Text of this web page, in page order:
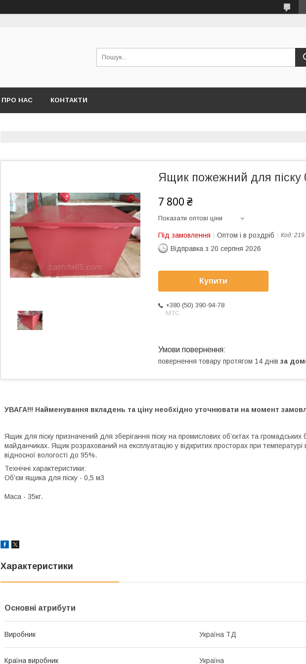
ПРО НАС КОНТАКТИ
Ящик пожежний для піску
7 800 ₴
Показати оптові ціни
Під замовлення Оптом і в роздріб Код: 219
Відправка з 20 серпня 2026
Купити
+380 (50) 390-94-78
МТС
повернення товару протягом 14 днів за
УВАГА!!! Найменування вкладень та ціну необхідно уточнювати на момент
Ящик для піску призначений для зберігання піску на промислових об’єктах та громадських
майданчиках. Ящик розрахований на експлуатацію у відкритих просторах при температурі
відносної вологості до 95%.
Технічні характеристики:
Об'єм ящика для піску - 0,5 м3
Маса - 35кг.
Характеристики
Основні атрибути
Виробник Україна ТД
Країна виробник Україна